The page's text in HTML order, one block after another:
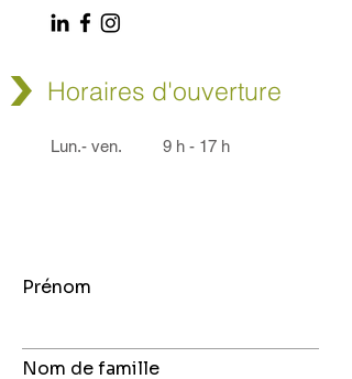
Horaires d'ouverture
Lun.- ven. 9 h - 17 h
Prénom
Nom de famille